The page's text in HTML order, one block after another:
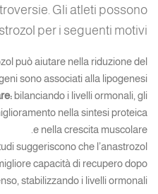
Gli atleti possono
per i seguenti motivi:
può aiutare nella riduzione del
sono associati alla lipogenesi.
bilanciando i livelli ormonali, gli
nella sintesi proteica
e nella crescita muscolare.
suggeriscono che l’anastrozol
capacità di recupero dopo
stabilizzando i livelli ormonali.